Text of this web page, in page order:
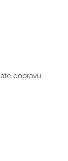
dopravu